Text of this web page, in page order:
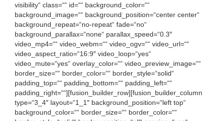
visibility“ class=““ id=““ background_color=““
background_image=““ background_position=“center center“
background_repeat=“no-repeat“ fade=“no“
background_parallax=“none“ parallax_speed=“0.3″
video_mp4=““ video_webm=““ video_ogv=““ video_url=““
video_aspect_ratio=“16:9″ video_loop=“yes“
video_mute=“yes“ overlay_color=““ video_preview_image=““
border_size=““ border_color=““ border_style=“solid“
padding_top=““ padding_bottom=““ padding_left=““
padding_right=““][fusion_builder_row][fusion_builder_column
type=“3_4″ layout=“1_1″ background_position=“left top“
background_color=““ border_size=““ border_color=““